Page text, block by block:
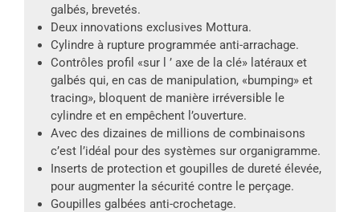
galbés, brevetés.
Deux innovations exclusives Mottura.
Cylindre à rupture programmée anti-arrachage.
Contrôles profil «sur l ’ axe de la clé» latéraux et
galbés qui, en cas de manipulation, «bumping» et
tracing», bloquent de manière irréversible le
cylindre et en empêchent l’ouverture.
Avec des dizaines de millions de combinaisons
c’est l’idéal pour des systèmes sur organigramme.
Inserts de protection et goupilles de dureté élevée,
pour augmenter la sécurité contre le perçage.
Goupilles galbées anti-crochetage.